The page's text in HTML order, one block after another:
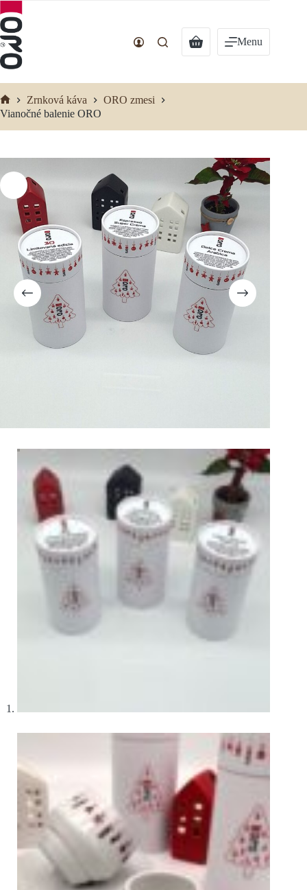
na
obsah
Nákupný
košík
Menu
Domov
Zrnková káva
ORO zmesi
Vianočné balenie ORO